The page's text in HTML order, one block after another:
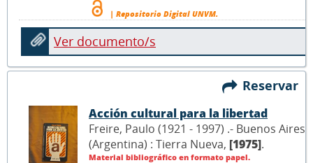
| Repositorio Digital UNVM.
Ver documento/s
Reservar
Acción cultural para la libertad
Freire, Paulo (1921 - 1997) .- Buenos Aires
(Argentina) : Tierra Nueva, [1975].
Material bibliográfico en formato papel.